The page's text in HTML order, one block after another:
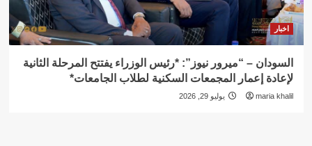
اخبار
السودان – “ميرور نيوز”: *رئيس الوزراء يفتتح المرحلة الثانية
لإعادة إعمار المجمعات السكنية لطلاب الجامعات*
maria khalil يوليو 29, 2026